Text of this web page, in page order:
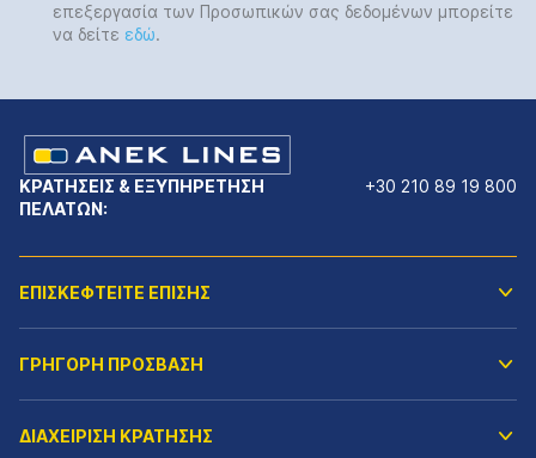
επεξεργασία των Προσωπικών σας δεδομένων μπορείτε
να δείτε εδώ.
ΚΡΑΤΗΣΕΙΣ & ΕΞΥΠΗΡΕΤΗΣΗ
ΠΕΛΑΤΩΝ:
+30 210 89 19 800
ΕΠΙΣΚΕΦΤΕΙΤΕ ΕΠΙΣΗΣ
ΓΡΗΓΟΡΗ ΠΡΟΣΒΑΣΗ
ΔΙΑΧΕΙΡΙΣΗ ΚΡΑΤΗΣΗΣ